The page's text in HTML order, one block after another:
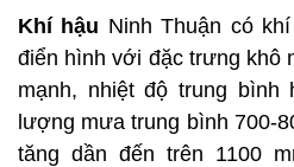
Khí hậu Ninh Thuận có
điển hình với đặc trưng khô
mạnh, nhiệt độ trung bình
lượng mưa trung bình 700-
tăng dần đến trên 1100